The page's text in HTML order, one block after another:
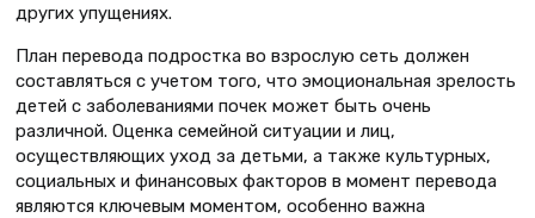
других упущениях.
План перевода подростка во взрослую сеть должен
составляться с учетом того, что эмоциональная зрелость
детей с заболеваниями почек может быть очень
различной. Оценка семейной ситуации и лиц,
осуществляющих уход за детьми, а также культурных,
социальных и финансовых факторов в момент перевода
являются ключевым моментом, особенно важна